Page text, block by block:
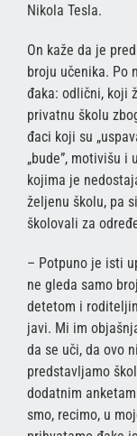
Nikola Tesla.
On kaže da je
broju učenika. Po
đaka: odlični, koji
privatnu školu
đaci koji su
„bude”, motivišu i
kojima je
željenu školu, pa
školovali za
– Potpuno je isti
ne gleda samo
detetom i
javi. Mi im
da se uči, da ovo
predstavljamo
dodatnim
smo, recimo, u